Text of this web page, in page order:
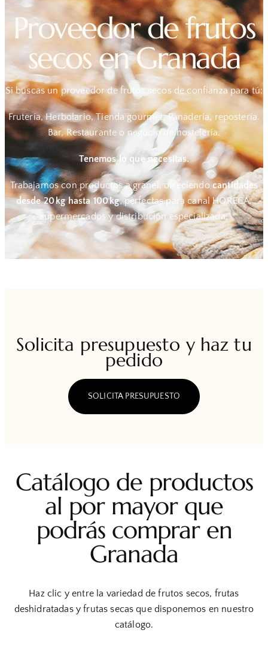
Proveedor de frutos
secos en Granada
Si buscas un proveedor de frutos secos de confianza para tú:
Frutería, Herbolario, Tienda gourmet, Panadería, repostería.
Bar, Restaurante o negocio de hostelería.
Tenemos lo que necesitas.
Trabajamos con productos a granel, ofreciendo cantidades
desde 20 kg hasta 100 kg, perfectas para canal HORECA,
supermercados y distribución especializada.
Solicita presupuesto y haz tu
pedido
SOLICITA PRESUPUESTO
Catálogo de productos
al por mayor que
podrás comprar en
Granada
Haz clic y entre la variedad de frutos secos, frutas
deshidratadas y frutas secas que disponemos en nuestro
catálogo.